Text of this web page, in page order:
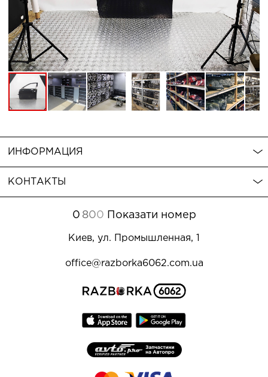
ИНФОРМАЦИЯ
КОНТАКТЫ
0 800 Показати номер
Киев, ул. Промышленная, 1
office@razborka6062.com.ua